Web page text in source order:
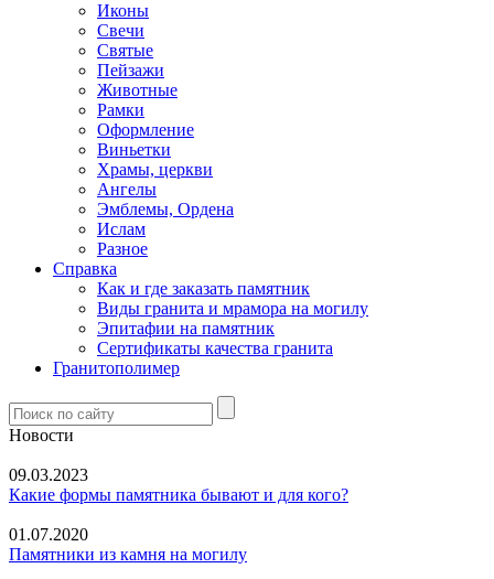
Иконы
Свечи
Святые
Пейзажи
Животные
Рамки
Оформление
Виньетки
Храмы, церкви
Ангелы
Эмблемы, Ордена
Ислам
Разное
Справка
Как и где заказать памятник
Виды гранита и мрамора на могилу
Эпитафии на памятник
Сертификаты качества гранита
Гранитополимер
Новости
09.03.2023
Какие формы памятника бывают и для кого?
01.07.2020
Памятники из камня на могилу